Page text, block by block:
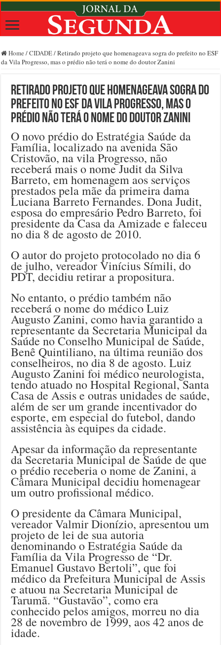
Home /CIDADE/Retirado projeto que homenageava sogra do prefeito no ESF
da Vila Progresso, mas o prédio não terá o nome do doutor Zanini
Retirado projeto que homenageava sogra do
prefeito no ESF da Vila Progresso, mas o
prédio não terá o nome do doutor Zanini
O novo prédio do Estratégia Saúde da
Família, localizado na avenida São
Cristovão, na vila Progresso, não
receberá mais o nome Judit da Silva
Barreto, em homenagem aos serviços
prestados pela mãe da primeira dama
Luciana Barreto Fernandes. Dona Judit,
esposa do empresário Pedro Barreto, foi
presidente da Casa da Amizade e faleceu
no dia 8 de agosto de 2010.
O autor do projeto protocolado no dia 6
de julho, vereador Vinícius Símili, do
PDT, decidiu retirar a propositura.
No entanto, o prédio também não
receberá o nome do médico Luiz
Augusto Zanini, como havia garantido a
representante da Secretaria Municipal da
Saúde no Conselho Municipal de Saúde,
Benê Quintiliano, na última reunião dos
conselheiros, no dia 8 de agosto. Luiz
Augusto Zanini foi médico neurologista,
tendo atuado no Hospital Regional, Santa
Casa de Assis e outras unidades de saúde,
além de ser um grande incentivador do
esporte, em especial do futebol, dando
assistência às equipes da cidade.
Apesar da informação da representante
da Secretaria Municipal de Saúde de que
o prédio receberia o nome de Zanini, a
Câmara Municipal decidiu homenagear
um outro profissional médico.
O presidente da Câmara Municipal,
vereador Valmir Dionízio, apresentou um
projeto de lei de sua autoria
denominando o Estratégia Saúde da
Família da Vila Progresso de “Dr.
Emanuel Gustavo Bertoli”, que foi
médico da Prefeitura Municipal de Assis
e atuou na Secretaria Municipal de
Tarumã. “Gustavão”, como era
conhecido pelos amigos, morreu no dia
28 de novembro de 1999, aos 42 anos de
idade.